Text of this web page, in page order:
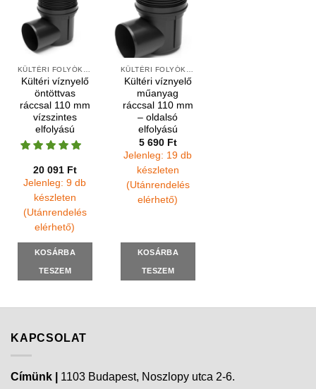
Kültéri víznyelő
öntöttvas
ráccsal 110 mm
vízszintes
elfolyású
20 091 Ft
Jelenleg: 9 db
készleten
(Utánrendelés
elérhető)
KOSÁRBA
TESZEM
Kültéri víznyelő
műanyag
ráccsal 110 mm
– oldalsó
elfolyású
5 690 Ft
Jelenleg: 19 db
készleten
(Utánrendelés
elérhető)
KOSÁRBA
TESZEM
KAPCSOLAT
Címünk | 1103 Budapest, Noszlopy utca 2-6.